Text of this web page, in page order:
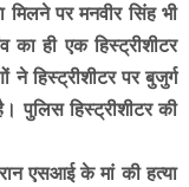
पर मनवीर सिंह भी
ही एक हिस्ट्रीशीटर
हिस्ट्रीशीटर पर बुजुर्ग
पुलिस हिस्ट्रीशीटर की
एसआई के मां की हत्या